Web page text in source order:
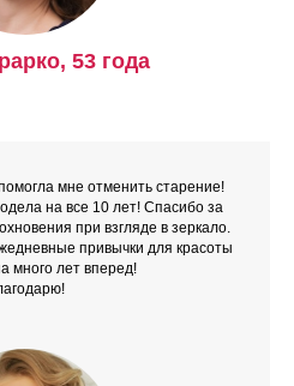
53 года
мне отменить старение!
на все 10 лет! Спасибо за
при взгляде в зеркало.
привычки для красоты
много лет вперед!